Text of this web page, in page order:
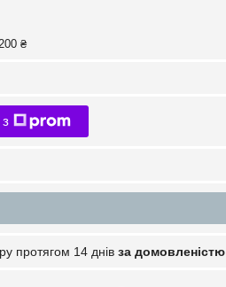
₴
протягом 14 днів за домовленістю